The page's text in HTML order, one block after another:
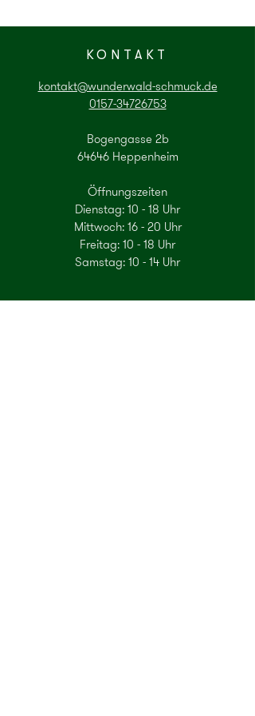
KONTAKT
kontakt@wunderwald-schmuck.de
0157-34726753
Bogengasse 2b
64646 Heppenheim
Öffnungszeiten
Dienstag: 10 - 18 Uhr
Mittwoch: 16 - 20 Uhr
Freitag: 10 - 18 Uhr
Samstag: 10 - 14 Uhr